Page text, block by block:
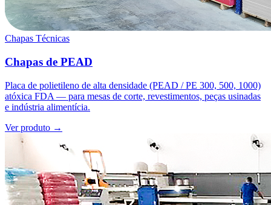
Chapas Técnicas
Chapas de PEAD
Placa de polietileno de alta densidade (PEAD / PE 300, 500, 1000)
atóxica FDA — para mesas de corte, revestimentos, peças usinadas
e indústria alimentícia.
Ver produto →